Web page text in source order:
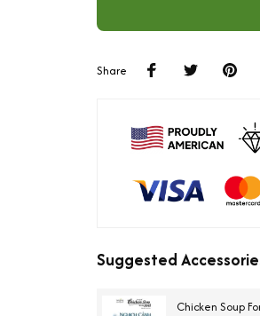
Share
Suggested
Chicken Soup